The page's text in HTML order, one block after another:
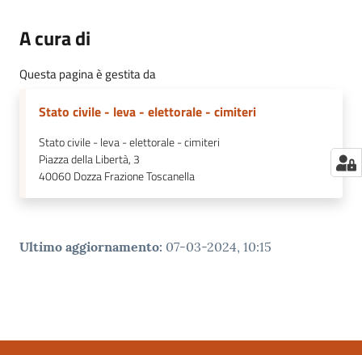
A cura di
Questa pagina è gestita da
Stato civile - leva - elettorale - cimiteri
Stato civile - leva - elettorale - cimiteri
Piazza della Libertà, 3
40060Dozza Frazione Toscanella
Ultimo aggiornamento: 07-03-2024, 10:15